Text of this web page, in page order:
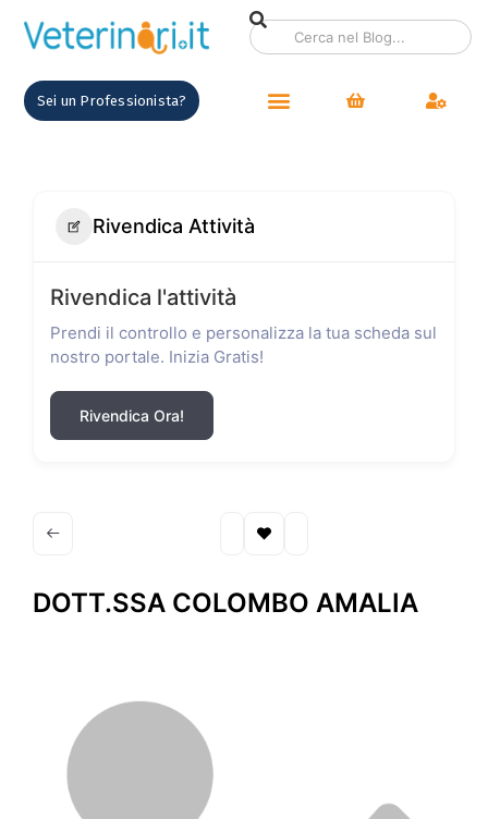
Sei un Professionista?
Rivendica Attività
Rivendica l'attività
Prendi il controllo e personalizza la tua scheda sul
nostro portale. Inizia Gratis!
Rivendica Ora!
DOTT.SSA COLOMBO AMALIA